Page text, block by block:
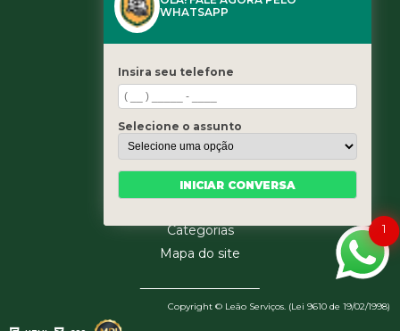
contato@leaoservicos.com.br
Home
Quem somos
Serviços
Blog
Categorias
Mapa do site
Copyright © Leão Serviços. (Lei 9610 de 19/02/1998)
1
WHATSAPP
Insira seu telefone
Selecione o assunto
INICIAR CONVERSA